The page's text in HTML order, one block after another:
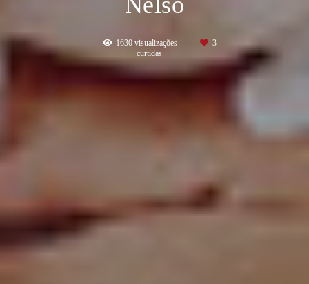
1630 visualizações
3
curtidas